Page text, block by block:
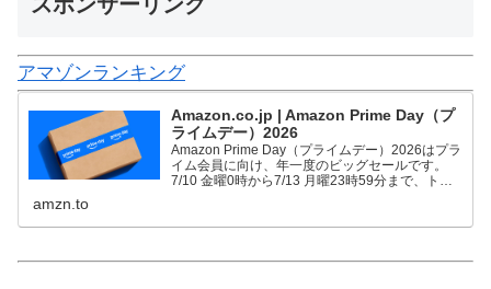
アマゾンランキング
Amazon.co.jp | Amazon Prime Day（プ
ライムデー）2026
Amazon Prime Day（プライムデー）2026はプラ
イム会員に向け、年一度のビッグセールです。
7/10 金曜0時から7/13 月曜23時59分まで、トッ
amzn.to